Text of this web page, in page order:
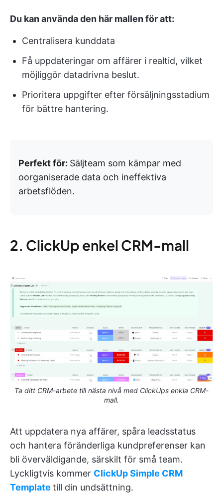
Du kan använda den här mallen för att:
Centralisera kunddata
Få uppdateringar om affärer i realtid, vilket
möjliggör datadrivna beslut.
Prioritera uppgifter efter försäljningsstadium
för bättre hantering.
Perfekt för: Säljteam som kämpar med
oorganiserade data och ineffektiva
arbetsflöden.
2. ClickUp enkel CRM-mall
Ta ditt CRM-arbete till nästa nivå med ClickUps enkla CRM-
mall.
Att uppdatera nya affärer, spåra leadsstatus
och hantera föränderliga kundpreferenser kan
bli överväldigande, särskilt för små team.
Lyckligtvis kommer ClickUp Simple CRM
Template till din undsättning.